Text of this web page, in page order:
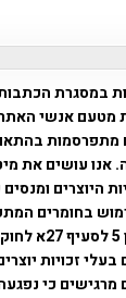
במסגרת
מטעם אנשי
מתפרסמות
אנו עושים את
היוצרים
בחומרים
השימוש נעשה על
והנכם בעלי זכויות
כי